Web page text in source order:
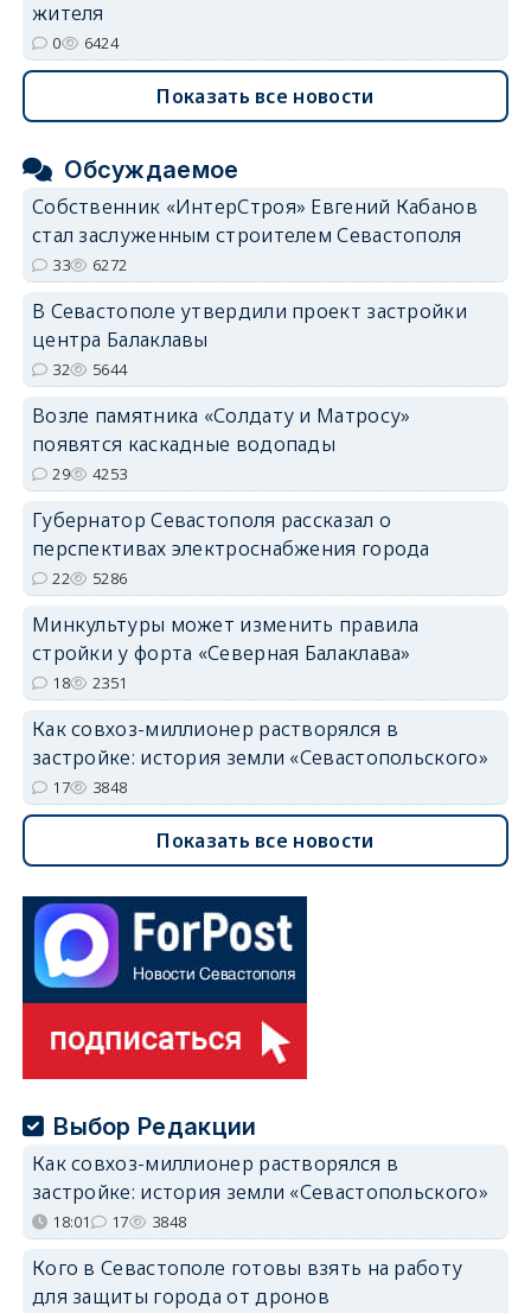
жителя
0 6424
Показать все новости
Обсуждаемое
Собственник «ИнтерСтроя» Евгений Кабанов
стал заслуженным строителем Севастополя
33 6272
В Севастополе утвердили проект застройки
центра Балаклавы
32 5644
Возле памятника «Солдату и Матросу»
появятся каскадные водопады
29 4253
Губернатор Севастополя рассказал о
перспективах электроснабжения города
22 5286
Минкультуры может изменить правила
стройки у форта «Северная Балаклава»
18 2351
Как совхоз-миллионер растворялся в
застройке: история земли «Севастопольского»
17 3848
Показать все новости
Выбор Редакции
Как совхоз-миллионер растворялся в
застройке: история земли «Севастопольского»
18:01 17 3848
Кого в Севастополе готовы взять на работу
для защиты города от дронов